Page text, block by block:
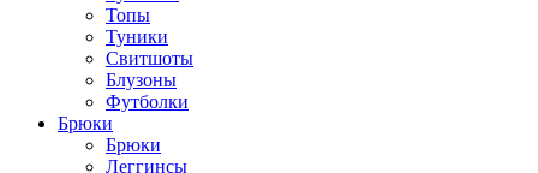
Топы
Туники
Свитшоты
Блузоны
Футболки
Брюки
Брюки
Леггинсы